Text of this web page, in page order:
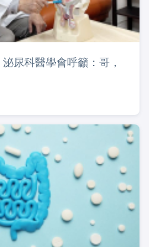
尿科醫學會呼籲：哥，